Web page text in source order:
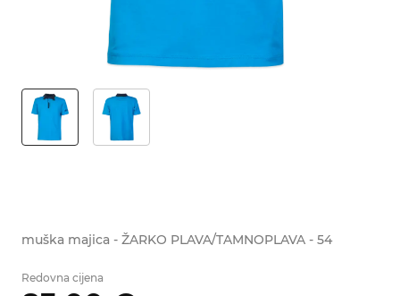
muška majica - ŽARKO PLAVA/TAMNOPLAVA - 54
Redovna cijena